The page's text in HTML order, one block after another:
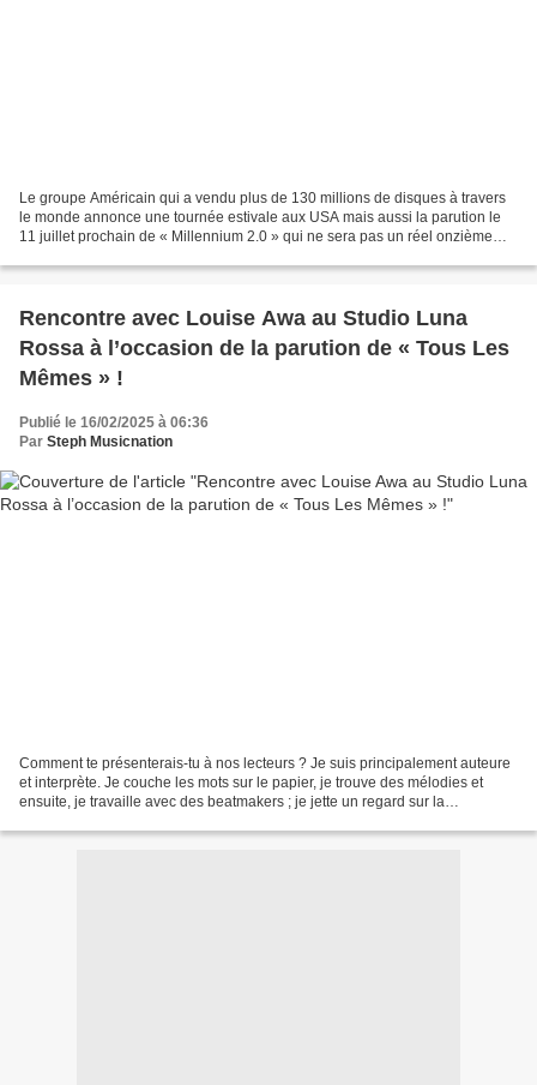
Le groupe Américain qui a vendu plus de 130 millions de disques à travers
le monde annonce une tournée estivale aux USA mais aussi la parution le
11 juillet prochain de « Millennium 2.0 » qui ne sera pas un réel onzième
Rencontre avec Louise Awa au Studio Luna
Rossa à l’occasion de la parution de « Tous Les
Mêmes » !
Publié le 16/02/2025 à 06:36
Par Steph Musicnation
Comment te présenterais-tu à nos lecteurs ? Je suis principalement auteure
et interprète. Je couche les mots sur le papier, je trouve des mélodies et
ensuite, je travaille avec des beatmakers ; je jette un regard sur la